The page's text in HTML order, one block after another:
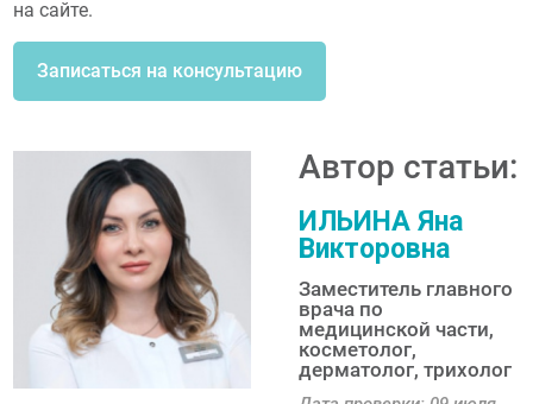
на сайте.
Записаться на консультацию
Автор статьи:
ИЛЬИНА Яна
Викторовна
Заместитель главного
врача по
медицинской части,
косметолог,
дерматолог, трихолог